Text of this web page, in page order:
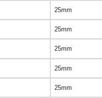
25mm
25mm
25mm
25mm
25mm